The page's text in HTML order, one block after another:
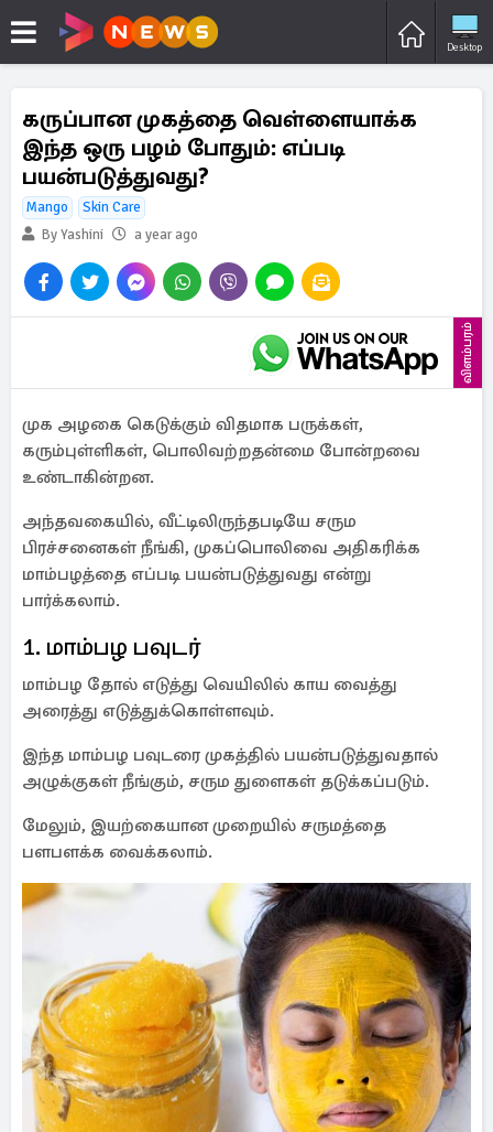
Desktop
கருப்பான முகத்தை வெள்ளையாக்க
இந்த ஒரு பழம் போதும்: எப்படி
பயன்படுத்துவது?
Mango
Skin Care
By Yashini
a year ago
விளம்பரம்
முக அழகை கெடுக்கும் விதமாக பருக்கள்,
கரும்புள்ளிகள், பொலிவற்றதன்மை போன்றவை
உண்டாகின்றன.
அந்தவகையில், வீட்டிலிருந்தபடியே சரும
பிரச்சனைகள் நீங்கி, முகப்பொலிவை அதிகரிக்க
மாம்பழத்தை எப்படி பயன்படுத்துவது என்று
பார்க்கலாம்.
1. மாம்பழ பவுடர்
மாம்பழ தோல் எடுத்து வெயிலில் காய வைத்து
அரைத்து எடுத்துக்கொள்ளவும்.
இந்த மாம்பழ பவுடரை முகத்தில் பயன்படுத்துவதால்
அழுக்குகள் நீங்கும், சரும துளைகள் தடுக்கப்படும்.
மேலும், இயற்கையான முறையில் சருமத்தை
பளபளக்க வைக்கலாம்.